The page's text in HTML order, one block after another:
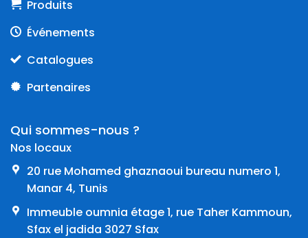
Produits
Événements
Catalogues
Partenaires
Qui sommes-nous ?
Nos locaux
20 rue Mohamed ghaznaoui bureau numero 1,
Manar 4, Tunis
Immeuble oumnia étage 1, rue Taher Kammoun,
Sfax el jadida 3027 Sfax